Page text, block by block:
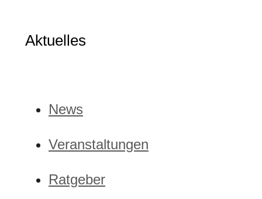
Aktuelles
News
Veranstaltungen
Ratgeber